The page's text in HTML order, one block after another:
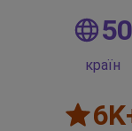
50
країн
6